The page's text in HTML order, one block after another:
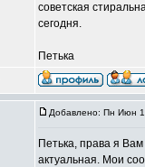
советская
сегодня.
Петька
Добавлено: Пн Июн
Петька, права я
актуальная. Мои